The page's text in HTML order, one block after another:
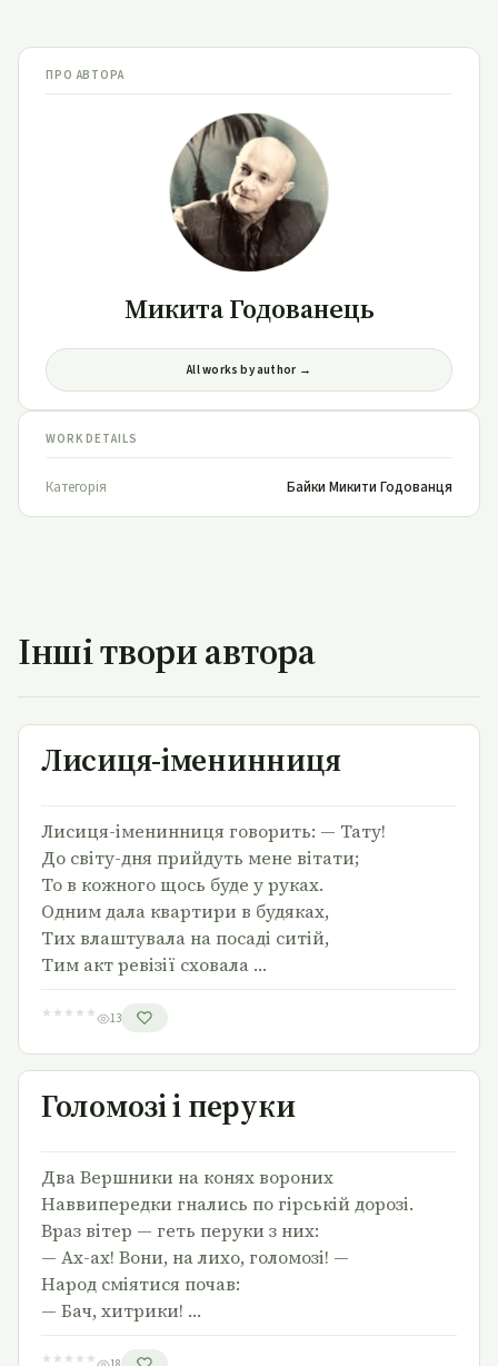
ПРО АВТОРА
Микита Годованець
All works by author →
WORK DETAILS
Категорія Байки Микити Годованця
Інші твори автора
Лисиця-іменинниця
Лисиця-іменинниця
Лисиця-іменинниця говорить: — Тату!
До світу-дня прийдуть мене вітати;
То в кожного щось буде у руках.
Одним дала квартири в будяках,
Тих влаштувала на посаді ситій,
Тим акт ревізії сховала …
★ ★ ★ ★ ★ 13
Голомозі і перуки
Голомозі і перуки
Два Вершники на конях вороних
Наввипередки гнались по гірській дорозі.
Враз вітер — геть перуки з них:
— Ах-ах! Вони, на лихо, голомозі! —
Народ сміятися почав:
— Бач, хитрики! …
★ ★ ★ ★ ★